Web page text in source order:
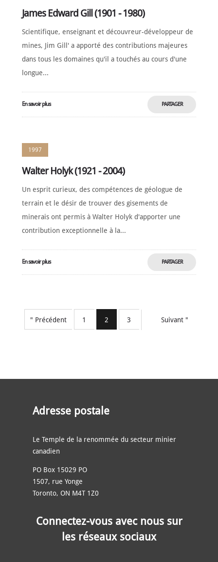
James Edward Gill (1901 - 1980)
Scientifique, enseignant et découvreur-développeur de
mines, Jim Gill' a apporté des contributions majeures
dans tous les domaines qu'il a touchés au cours d'une
longue...
En savoir plus PARTAGER
1997
Walter Holyk (1921 - 2004)
Un esprit curieux, des compétences de géologue de
terrain et le désir de trouver des gisements de
minerais ont permis à Walter Holyk d'apporter une
contribution exceptionnelle à la...
En savoir plus PARTAGER
" Précédent 1 2 3 Suivant "
Adresse postale
Le Temple de la renommée du secteur minier
canadien
PO Box 15029 PO
1507, rue Yonge
Toronto, ON M4T 1Z0
Connectez-vous avec nous sur
les réseaux sociaux